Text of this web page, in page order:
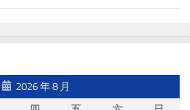
2026 年 8 月